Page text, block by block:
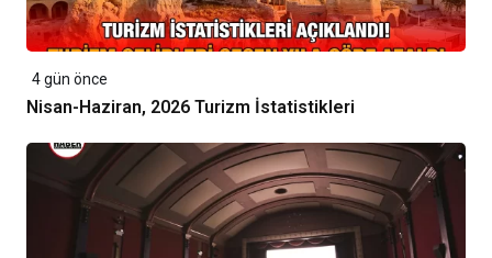
4 gün önce
Nisan-Haziran, 2026 Turizm İstatistikleri